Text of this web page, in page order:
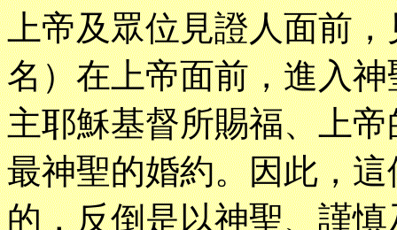
上帝及眾位見證人面前
名）在上帝面前，進入
主耶穌基督所賜福、上
最神聖的婚約。因此，
的，反倒是以神聖、謹